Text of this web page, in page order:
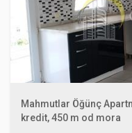
Mahmutlar Öğünç
kredit, 450 m od mora